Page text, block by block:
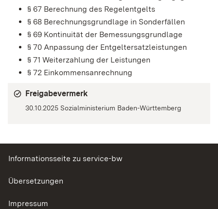
§ 67 Berechnung des Regelentgelts
§ 68 Berechnungsgrundlage in Sonderfällen
§ 69 Kontinuität der Bemessungsgrundlage
§ 70 Anpassung der Entgeltersatzleistungen
§ 71 Weiterzahlung der Leistungen
§ 72 Einkommensanrechnung
Freigabevermerk
30.10.2025 Sozialministerium Baden-Württemberg
Informationsseite zu service-bw
Übersetzungen
Impressum